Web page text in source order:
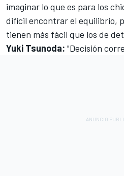
imaginar lo que es para los
difícil encontrar el equilibrio,
tienen más fácil que los de
Yuki Tsunoda: "Decisión